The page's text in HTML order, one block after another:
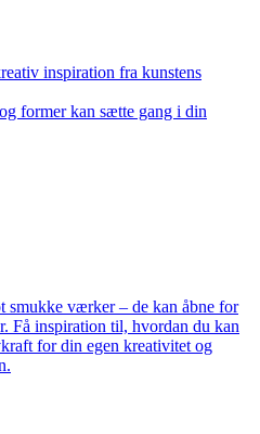
inspiration fra kunstens
former kan sætte gang i din
smukke værker – de kan åbne for
Få inspiration til, hvordan du kan
for din egen kreativitet og